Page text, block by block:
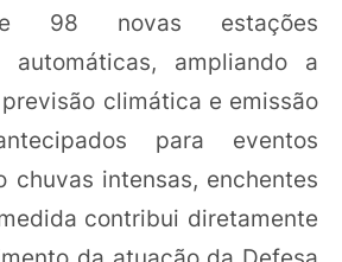
98 novas estações
automáticas, ampliando a
climática e emissão
para eventos
chuvas intensas, enchentes
contribui diretamente